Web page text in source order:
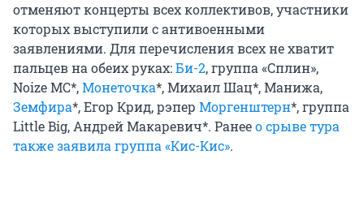
отменяют концерты всех коллективов, участники
которых выступили с антивоенными
заявлениями. Для перечисления всех не хватит
пальцев на обеих руках:Би-2, группа «Сплин»,
Noize MC*,Монеточка*, Михаил Шац*, Манижа,
Земфира*, Егор Крид, рэпер Моргенштерн*, группа
Little Big, Андрей Макаревич*. Ранеео срыве тура
также заявила группа «Кис-Кис».